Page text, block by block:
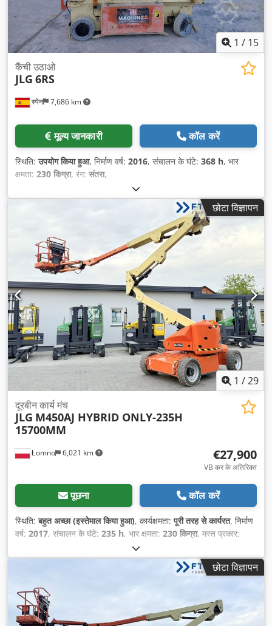
1 / 15
स्पेन 7,686 km
कैंची उठाओ
JLG 6RS
मूल्य जानकारी कॉल करें
स्थिति:उपयोग किया हुआ, निर्माण वर्ष: 2016, संचालन के घंटे: 368 h, भार
क्षमता: 230 किग्रा, रंग: संतरा,
छोटा विज्ञापन
1 /29
Łomno 6,021 km
दूरबीन कार्य मंच
JLG M450AJ HYBRID ONLY-235H
15700MM
€27,900
VB कर के अतिरिक्त
पूछना कॉल करें
स्थिति:बहुत अच्छा (इस्तेमाल किया हुआ), कार्यक्षमता:पूरी तरह से कार्यरत, निर्माण
वर्ष: 2017, संचालन के घंटे: 235 h, भार क्षमता: 230 किग्रा, मस्त प्रकार:
, उठाने की शक्ति:
प्लेटफार्म की लंबाई:760 मिमी, प्लेटफार्म चौड़ाई:1,550 मिमी, कुल वजन:7,112
6,500 मिमी, परिवहन चौड़ाई:
1,700 मिमी
1,980 मिमी
प्रकार:हाइब्रिड , ईंधन टैंक क्षमता: 240X55 D17,5
टायर की स्थिति:
, ड्राइव की स्थिति:100 प्रतिशत, व्हीलबेस:
2,050 मिमी, ग्राउंड क्लीयरेंस:160 मिमी, रंग:संतरा ,
छोटा विज्ञापन